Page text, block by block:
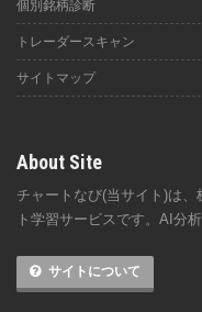
個別銘柄診断
トレーダースキャン
サイトマップ
About Site
チャートなび(当サイト)は
ト学習サービスです。AI分
サイトについて